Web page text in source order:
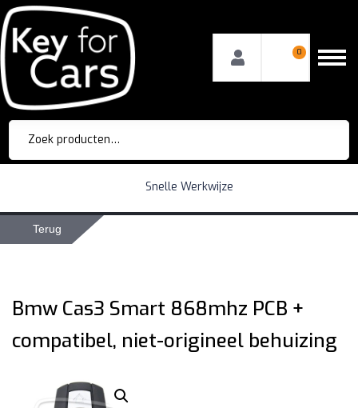
0
Zoeken
naar:
Snelle Werkwijze
Terug
Bmw Cas3 Smart 868mhz PCB +
compatibel, niet-origineel behuizing